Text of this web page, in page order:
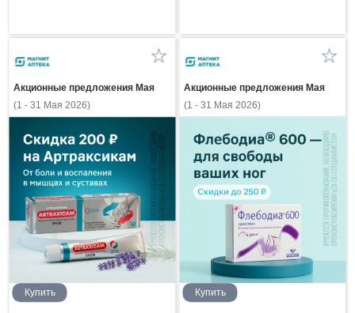
Акционные предложения Мая
(1 - 31 Мая 2026)
Купить
Акционные предложения Мая
(1 - 31 Мая 2026)
Купить